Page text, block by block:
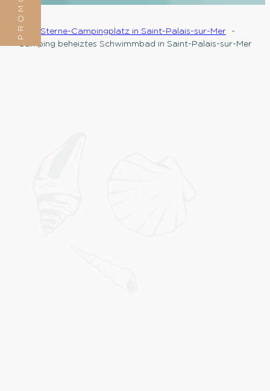
5-Sterne-Campingplatz in Saint-Palais-sur-Mer
Camping beheiztes Schwimmbad in Saint-Palais-sur-Mer